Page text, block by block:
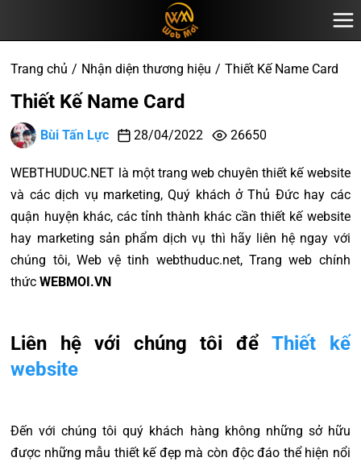
Trang chủ Nhận diện thương hiệu Thiết Kế Name Card
Thiết Kế Name Card
Bùi Tấn Lực 28/04/2022 26650
WEBTHUDUC.NET là một trang web chuyên thiết kế website
và các dịch vụ marketing, Quý khách ở Thủ Đức hay các
quận huyện khác, các tỉnh thành khác cần thiết kế website
hay marketing sản phẩm dịch vụ thì hãy liên hệ ngay với
chúng tôi, Web vệ tinh webthuduc.net, Trang web chính
thứcWEBMOI.VN
Liên hệ với chúng tôi đểThiết kế
website
Đến với chúng tôi quý khách hàng không những sở hữu
được những mẫu thiết kế đẹp mà còn độc đáo thể hiện nổi